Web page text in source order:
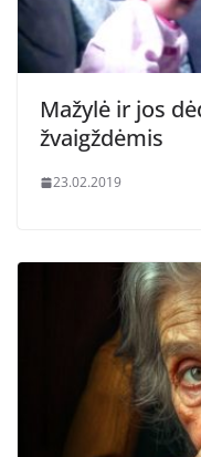
Mažylė ir jos
žvaigždėmis
23.02.2019